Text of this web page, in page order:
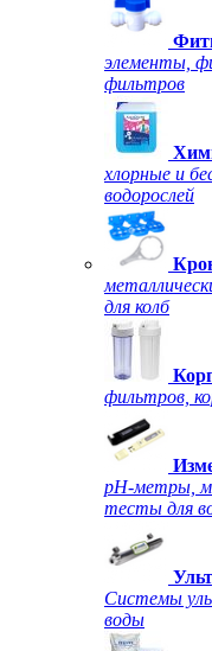
элементы,
фильтров
хлорные и
водорослей
для колб
фильтров,
рН-метры,
тесты для
Системы
воды